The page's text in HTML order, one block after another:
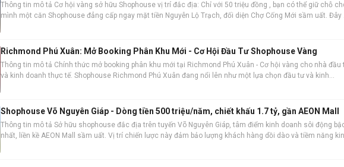
Thông tin mô tả Cơ hội vàng sở hữu Shophouse vị trí đắc địa: Chỉ với 50 triệu đồng , bạn có thể giữ chỗ
mình một căn Shophouse đẳng cấp ngay mặt tiền Nguyễn Lộ Trạch, đối diện Chợ Cống Mới sầm uất. Đây
Richmond Phú Xuân: Mở Booking Phân Khu Mới - Cơ Hội Đầu Tư Shophouse Vàng
Thông tin mô tả Chính thức mở booking phân khu mới tại Richmond Phú Xuân - Cơ hội vàng cho nhà đầu
và kinh doanh thực tế. Shophouse Richmond Phú Xuân đang nổi lên như một lựa chọn đầu tư và kinh
Shophouse Võ Nguyên Giáp - Dòng tiền 500 triệu/năm, chiết khấu 1.7 tỷ, gần AEON Mall
Thông tin mô tả Sở hữu shophouse đắc địa trên tuyến Võ Nguyên Giáp, tâm điểm kinh doanh sôi động
nhất, liền kề AEON Mall sầm uất. Vị trí chiến lược này đảm bảo lượng khách hàng dồi dào và tiềm năng